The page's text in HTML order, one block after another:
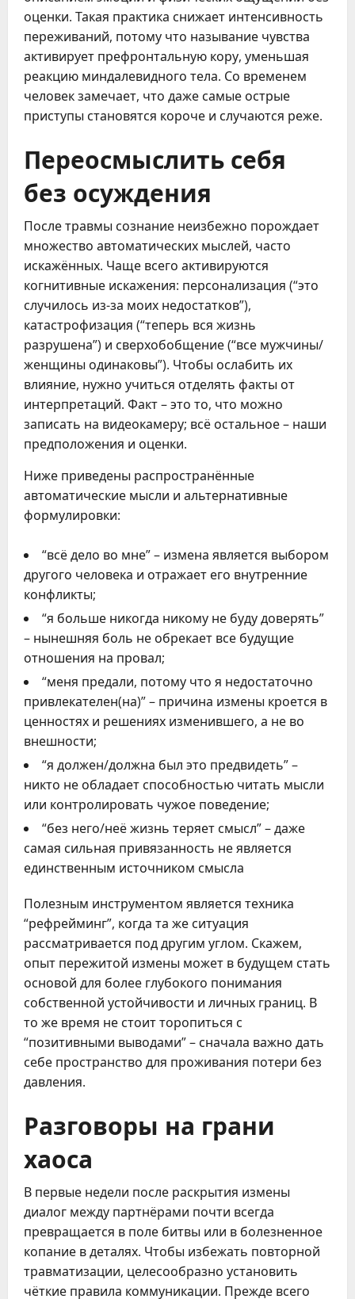
оценки. Такая практика снижает интенсивность
переживаний, потому что называние чувства
активирует префронтальную кору, уменьшая
реакцию миндалевидного тела. Со временем
человек замечает, что даже самые острые
приступы становятся короче и случаются реже.
Переосмыслить себя
без осуждения
После травмы сознание неизбежно порождает
множество автоматических мыслей, часто
искажённых. Чаще всего активируются
когнитивные искажения: персонализация (“это
случилось из-за моих недостатков”),
катастрофизация (“теперь вся жизнь
разрушена”) и сверхобобщение (“все мужчины/
женщины одинаковы”). Чтобы ослабить их
влияние, нужно учиться отделять факты от
интерпретаций. Факт – это то, что можно
записать на видеокамеру; всё остальное – наши
предположения и оценки.
Ниже приведены распространённые
автоматические мысли и альтернативные
формулировки:
“всё дело во мне” – измена является выбором
другого человека и отражает его внутренние
конфликты;
“я больше никогда никому не буду доверять”
– нынешняя боль не обрекает все будущие
отношения на провал;
“меня предали, потому что я недостаточно
привлекателен(на)” – причина измены кроется в
ценностях и решениях изменившего, а не во
внешности;
“я должен/должна был это предвидеть” –
никто не обладает способностью читать мысли
или контролировать чужое поведение;
“без него/неё жизнь теряет смысл” – даже
самая сильная привязанность не является
единственным источником смысла
Полезным инструментом является техника
“рефрейминг”, когда та же ситуация
рассматривается под другим углом. Скажем,
опыт пережитой измены может в будущем стать
основой для более глубокого понимания
собственной устойчивости и личных границ. В
то же время не стоит торопиться с
“позитивными выводами” – сначала важно дать
себе пространство для проживания потери без
давления.
Разговоры на грани
хаоса
В первые недели после раскрытия измены
диалог между партнёрами почти всегда
превращается в поле битвы или в болезненное
копание в деталях. Чтобы избежать повторной
травматизации, целесообразно установить
чёткие правила коммуникации. Прежде всего